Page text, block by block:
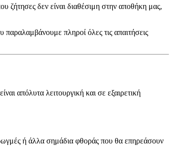
ζήτησες δεν είναι διαθέσιμη στην αποθήκη μας,
πληροί όλες τις απαιτήσεις
απόλυτα λειτουργική και σε εξαιρετική
ή άλλα σημάδια φθοράς που θα επηρεάσουν